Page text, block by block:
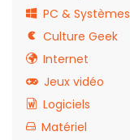
PC & Systèmes
Culture Geek
Internet
Jeux vidéo
Logiciels
Matériel